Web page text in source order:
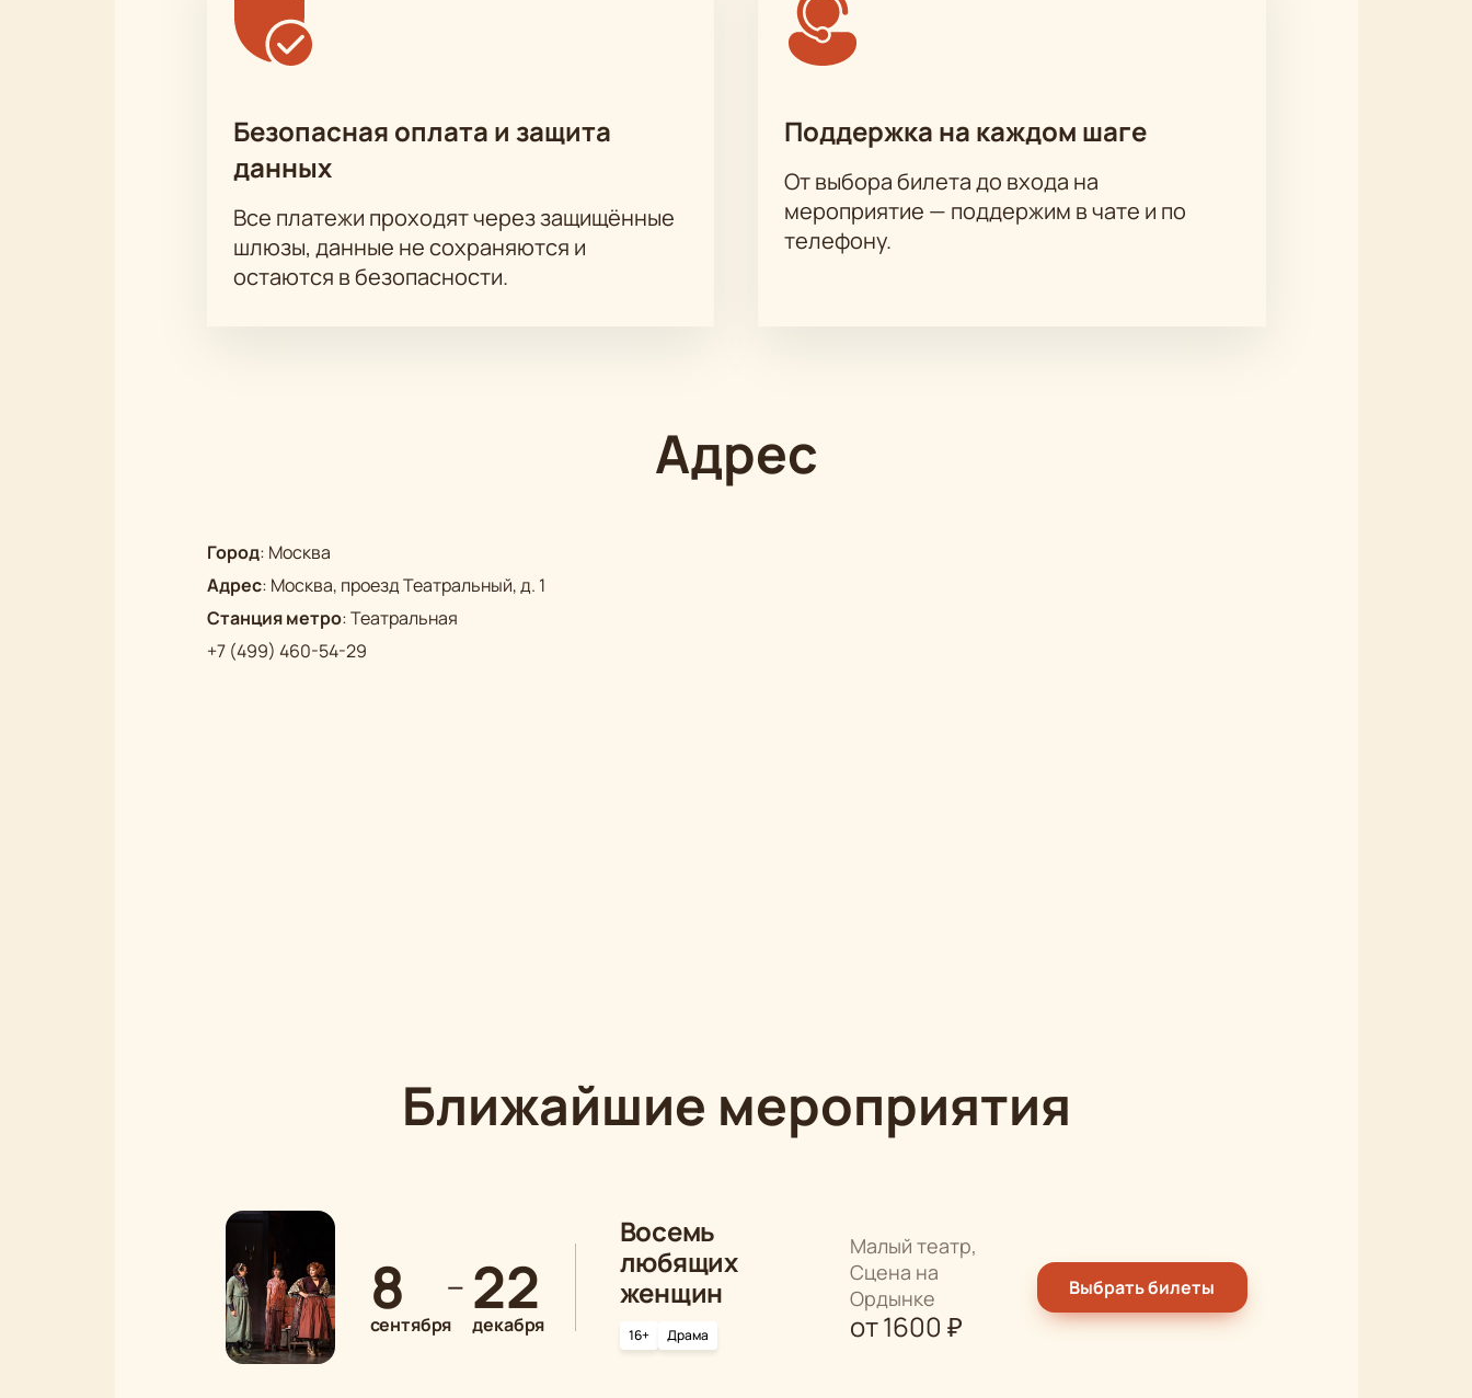
Безопасная оплата и защита
данных
Все платежи проходят через защищённые
шлюзы, данные не сохраняются и
остаются в безопасности.
Поддержка на каждом шаге
От выбора билета до входа на
мероприятие — поддержим в чате и по
телефону.
Адрес
Город: Москва
Адрес: Москва, проезд Театральный, д. 1
Станция метро:Театральная
+7 (499) 460-54-29
Ближайшие мероприятия
8
сентября
— 22
декабря
Восемь
любящих
женщин
16+ Драма
Малый театр,
Сцена на
Ордынке
от1600 ₽
Выбрать билеты